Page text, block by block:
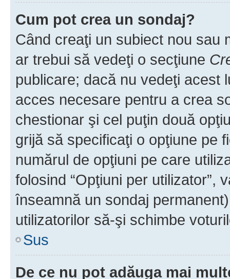
Cum pot crea un sondaj?
Când creaţi un subiect nou sau
ar trebui să vedeţi o secţiune
publicare; dacă nu vedeţi acest
acces necesare pentru a crea
chestionar şi cel puţin două
grijă să specificaţi o opţiune pe
numărul de opţiuni pe care
folosind “Opţiuni per utilizator”,
înseamnă un sondaj
utilizatorilor să-şi schimbe
Sus
De ce nu pot adăuga mai